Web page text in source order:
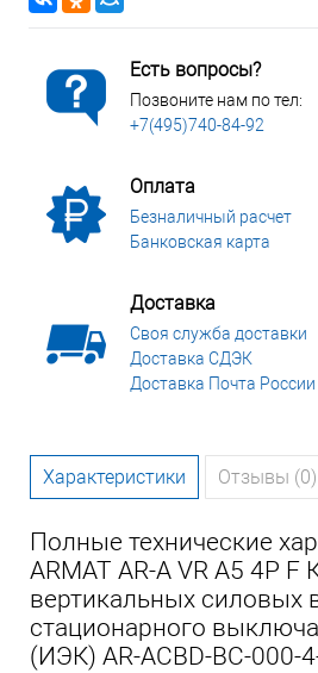
Есть вопросы?
Позвоните нам по тел:
+7(495)740-84-92
Оплата
Безналичный расчет
Банковская карта
Доставка
Своя служба доставки
Доставка СДЭК
Доставка Почта России
Характеристики Отзывы (0)
Полные технические
ARMAT AR-A VR A5 4P F
вертикальных силовых
стационарного
(ИЭК) AR-ACBD-BC-000-